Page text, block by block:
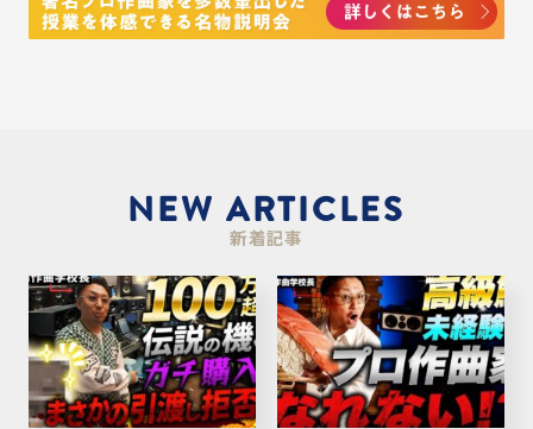
NEW ARTICLES
新着記事